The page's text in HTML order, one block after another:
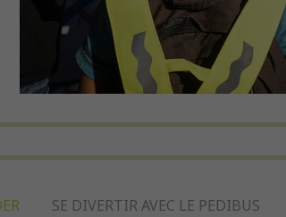
SE DIVERTIR AVEC LE PEDIBUS